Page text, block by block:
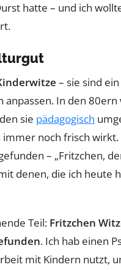
hatte – und ich
– sie sind
anpassen. In den
sie pädagogisch
immer noch frisch
– „Fritzchen,
denen, die ich heute
Teil: Fritzchen
. Ich hab einen
mit Kindern nutzt,